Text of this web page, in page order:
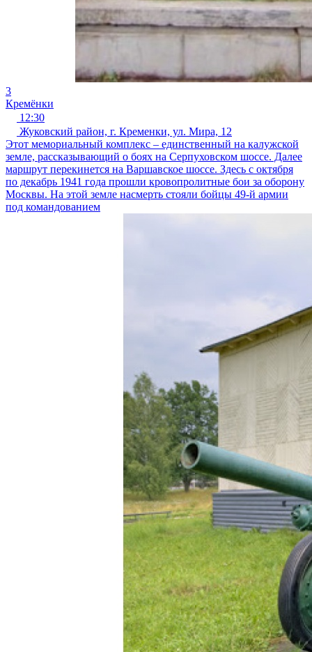
3
Кремёнки
12:30
Жуковский район, г. Кременки, ул. Мира, 12
Этот мемориальный комплекс – единственный на калужской
земле, рассказывающий о боях на Серпуховском шоссе. Далее
маршрут перекинется на Варшавское шоссе. Здесь с октября
по декабрь 1941 года прошли кровопролитные бои за оборону
Москвы. На этой земле насмерть стояли бойцы 49-й армии
под командованием